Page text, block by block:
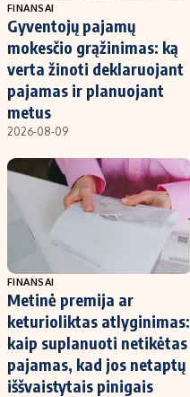
FINANSAI
Gyventojų pajamų
mokesčio grąžinimas: ką
verta žinoti deklaruojant
pajamas ir planuojant
metus
2026-08-09
FINANSAI
Metinė premija ar
keturioliktas atlyginimas:
kaip suplanuoti netikėtas
pajamas, kad jos netaptų
iššvaistytais pinigais